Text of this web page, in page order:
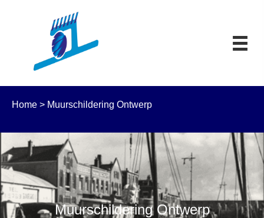
Home > Muurschildering Ontwerp
Muurschildering Ontwerp